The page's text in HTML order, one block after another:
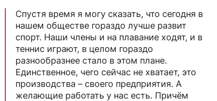
Спустя время я могу сказать, что сегодня в
нашем обществе гораздо лучше развит
спорт. Наши члены и на плавание ходят, и в
теннис играют, в целом гораздо
разнообразнее стало в этом плане.
Единственное, чего сейчас не хватает, это
производства – своего предприятия. А
желающие работать у нас есть. Причём